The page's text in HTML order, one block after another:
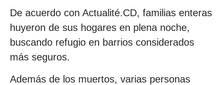
De acuerdo con Actualité.CD, familias enteras
huyeron de sus hogares en plena noche,
buscando refugio en barrios considerados
más seguros.
Además de los muertos, varias personas